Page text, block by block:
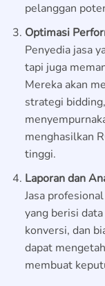
pelanggan
Optimasi
Penyedia jasa
tapi juga
Mereka akan
strategi
menghasilkan
tinggi.
Laporan dan
Jasa
yang berisi
konversi, dan
dapat
membuat